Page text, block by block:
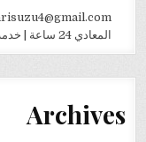
المعادي 24 ساعة | خدمة سريعة وآمنة
Archives